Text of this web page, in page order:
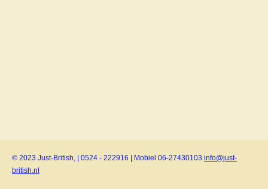
© 2023 Just-British, | 0524 - 222916 | Mobiel 06-27430103 info@just-
british.nl